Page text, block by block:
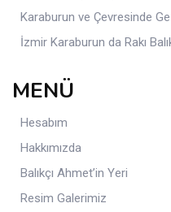
Karaburun ve Çevresinde
İzmir Karaburun da Rakı
MENÜ
Hesabım
Hakkımızda
Balıkçı Ahmet’in Yeri
Resim Galerimiz